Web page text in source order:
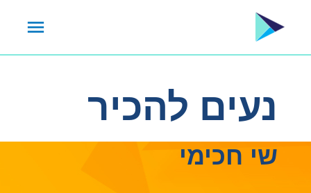
ראשי
נעים להכיר
שי חכימי